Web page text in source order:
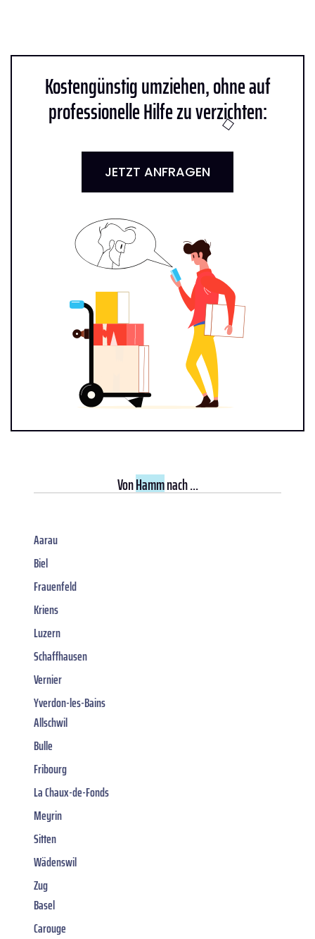
Kostengünstig umziehen, ohne auf
professionelle Hilfe zu verzichten:
JETZT ANFRAGEN
VonHammnach ...
Aarau
Biel
Frauenfeld
Kriens
Luzern
Schaffhausen
Vernier
Yverdon-les-Bains
Allschwil
Bulle
Fribourg
La Chaux-de-Fonds
Meyrin
Sitten
Wädenswil
Zug
Basel
Carouge